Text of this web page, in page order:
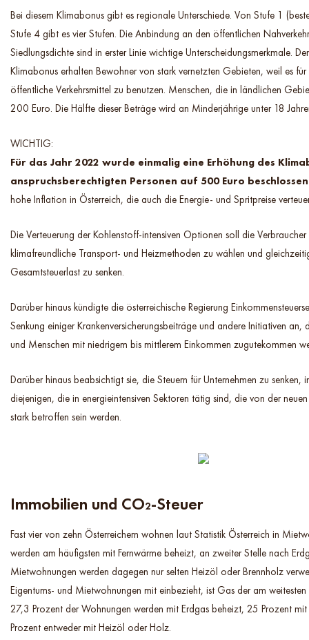
Bei diesem Klimabonus gibt es regionale Unterschiede. Von Stufe 1
Stufe 4 gibt es vier Stufen. Die Anbindung an den öffentlichen
Siedlungsdichte sind in erster Linie wichtige Unterscheidungsmerkmale.
Klimabonus erhalten Bewohner von stark vernetzten Gebieten, weil es für
öffentliche Verkehrsmittel zu benutzen. Menschen, die in ländlichen
200 Euro. Die Hälfte dieser Beträge wird an Minderjährige unter 18
WICHTIG:
Für das Jahr 2022 wurde einmalig eine Erhöhung des
anspruchsberechtigten Personen auf 500 Euro
hohe Inflation in Österreich, die auch die Energie- und Spritpreise
Die Verteuerung der Kohlenstoff-intensiven Optionen soll die
klimafreundliche Transport- und Heizmethoden zu wählen und
Gesamtsteuerlast zu senken.
Darüber hinaus kündigte die österreichische Regierung
Senkung einiger Krankenversicherungsbeiträge und andere Initiativen an,
und Menschen mit niedrigem bis mittlerem Einkommen zugutekommen
Darüber hinaus beabsichtigt sie, die Steuern für Unternehmen zu senken,
diejenigen, die in energieintensiven Sektoren tätig sind, die von der
stark betroffen sein werden.
Immobilien und CO₂-Steuer
Fast vier von zehn Österreichern wohnen laut Statistik Österreich in
werden am häufigsten mit Fernwärme beheizt, an zweiter Stelle nach
Mietwohnungen werden dagegen nur selten Heizöl oder Brennholz
Eigentums- und Mietwohnungen mit einbezieht, ist Gas der am weitesten
27,3 Prozent der Wohnungen werden mit Erdgas beheizt, 25 Prozent
Prozent entweder mit Heizöl oder Holz.